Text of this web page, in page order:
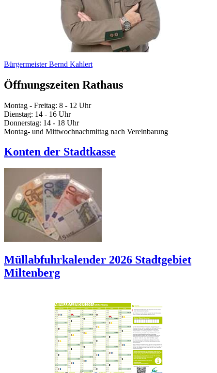
Bürgermeister Bernd Kahlert
Öffnungszeiten Rathaus
Montag - Freitag: 8 - 12 Uhr
Dienstag: 14 - 16 Uhr
Donnerstag: 14 - 18 Uhr
Montag- und Mittwochnachmittag nach Vereinbarung
Konten der Stadtkasse
Müllabfuhrkalender 2026 Stadtgebiet
Miltenberg